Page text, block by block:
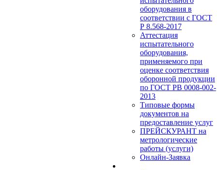
оборудования в
соответствии с ГОСТ
Р 8.568-2017
Аттестация
испытательного
оборудования,
применяемого при
оценке соответствия
оборонной продукции
по ГОСТ РВ 0008-002-
2013
Типовые формы
документов на
предоставление услуг
ПРЕЙСКУРАНТ на
метрологические
работы (услуги)
Онлайн-Заявка